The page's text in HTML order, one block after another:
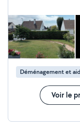
Déménagement et
Voir le